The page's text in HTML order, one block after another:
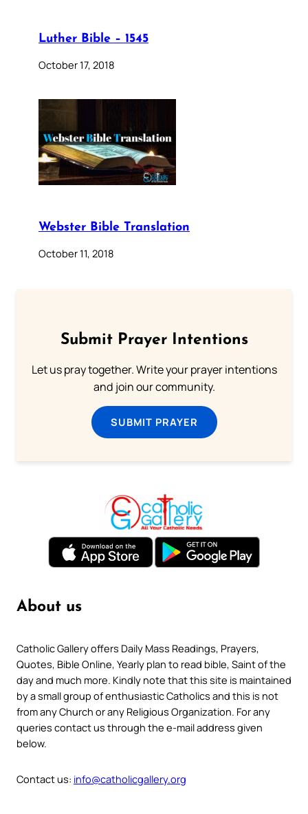
Luther Bible – 1545
October 17, 2018
Webster Bible Translation
October 11, 2018
Submit Prayer Intentions
Let us pray together. Write your prayer intentions
and join our community.
SUBMIT PRAYER
About us
Catholic Gallery offers Daily Mass Readings, Prayers,
Quotes, Bible Online, Yearly plan to read bible, Saint of the
day and much more. Kindly note that this site is maintained
by a small group of enthusiastic Catholics and this is not
from any Church or any Religious Organization. For any
queries contact us through the e-mail address given
below.
Contact us: info@catholicgallery.org